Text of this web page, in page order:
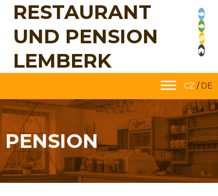
RESTAURANT
UND PENSION
LEMBERK
CZ / DE
PENSION